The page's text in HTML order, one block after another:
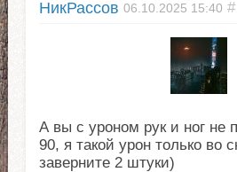
НикРассов 06.10.2025 15:40 #
А вы с уроном рук и ног не
90, я такой урон только во
заверните 2 штуки)